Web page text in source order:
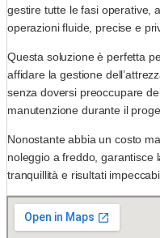
gestire tutte le fasi operative,
operazioni fluide, precise e
Questa soluzione è perfetta
affidare la gestione
senza doversi preoccupare
manutenzione durante il
Nonostante abbia un costo
noleggio a freddo, garantisce
tranquillità e risultati